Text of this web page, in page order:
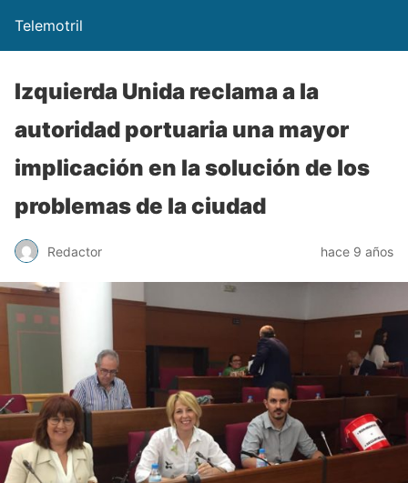
Telemotril
Izquierda Unida reclama a la
autoridad portuaria una mayor
implicación en la solución de los
problemas de la ciudad
Redactor hace 9 años